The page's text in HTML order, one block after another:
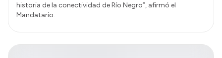
historia de la conectividad de Río Negro”, afirmó el
Mandatario.